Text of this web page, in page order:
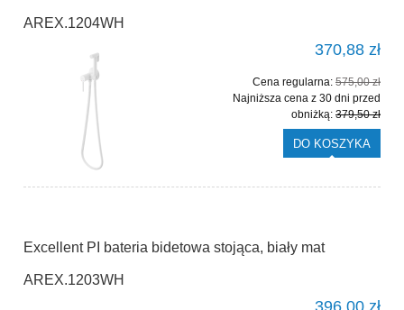
AREX.1204WH
370,88 zł
Cena regularna: 575,00 zł
Najniższa cena z 30 dni przed
obniżką: 379,50 zł
DO KOSZYKA
Excellent PI bateria bidetowa stojąca, biały mat
AREX.1203WH